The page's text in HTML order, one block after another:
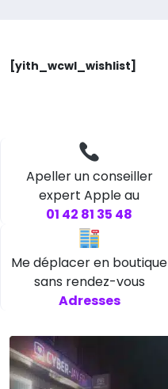
[yith_wcwl_wishlist]
Apeller un conseiller
expert Apple au
01 42 81 35 48
Me déplacer en boutique
sans rendez-vous
Adresses